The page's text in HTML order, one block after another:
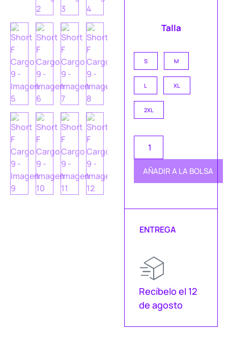
Talla
S M
L XL
2XL
AÑADIR A LA BOLSA
ENTREGA
Recíbelo el 12
de agosto